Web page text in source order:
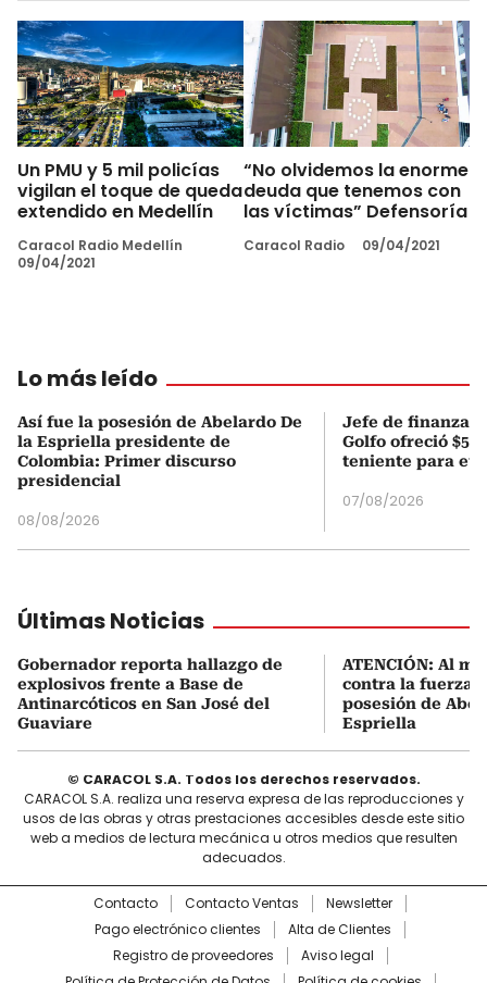
Un PMU y 5 mil policías
vigilan el toque de queda
extendido en Medellín
Caracol Radio Medellín
09/04/2021
“No olvidemos la enorme
deuda que tenemos con
las víctimas” Defensoría
Caracol Radio 09/04/2021
Lo más leído
Así fue la posesión de Abelardo De
la Espriella presidente de
Colombia: Primer discurso
presidencial
08/08/2026
Jefe de finanzas
Golfo ofreció
teniente para
07/08/2026
Últimas Noticias
Gobernador reporta hallazgo de
explosivos frente a Base de
Antinarcóticos en San José del
Guaviare
ATENCIÓN: Al
contra la fuerza
posesión de
Espriella
© CARACOL S.A. Todos los derechos reservados.
CARACOL S.A. realiza una reserva expresa de las reproducciones y
usos de las obras y otras prestaciones accesibles desde este sitio
web a medios de lectura mecánica u otros medios que resulten
adecuados.
Contacto Contacto Ventas
Newsletter
Pago electrónico clientes
Alta de Clientes
Registro de proveedores
Aviso legal